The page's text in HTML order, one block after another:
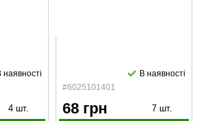
наявності
4 шт.
#6025101401
В наявності
68 грн 7 шт.